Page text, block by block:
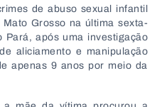
de abuso sexual infantil
Grosso na última sexta-
após uma investigação
aliciamento e manipulação
apenas 9 anos por meio da